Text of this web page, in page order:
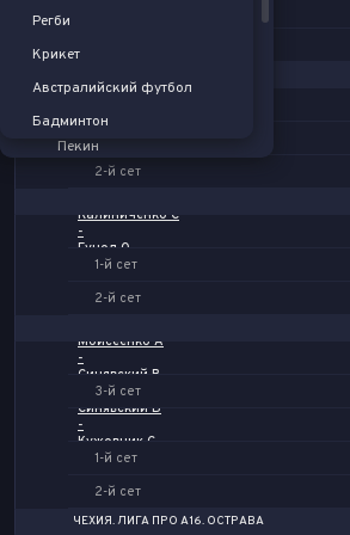
Крикунов О
Буров С
2-й сет
Калиниченко С
-
Гуцол О
1-й сет
2-й сет
Моисеенко А
-
Синявский В
3-й сет
Синявский В
-
Кужовник С
1-й сет
2-й сет
ЧЕХИЯ. ЛИГА ПРО А16. ОСТРАВА
Чехия
Австралия
Пекин
Лондон
Прага
Монреаль
Регби
Крикет
Австралийский футбол
Бадминтон